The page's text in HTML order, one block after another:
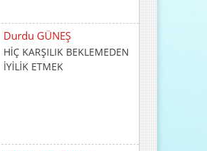
Abdulkadir GÜLLÜ
Gençlik Varsa Yarın Var